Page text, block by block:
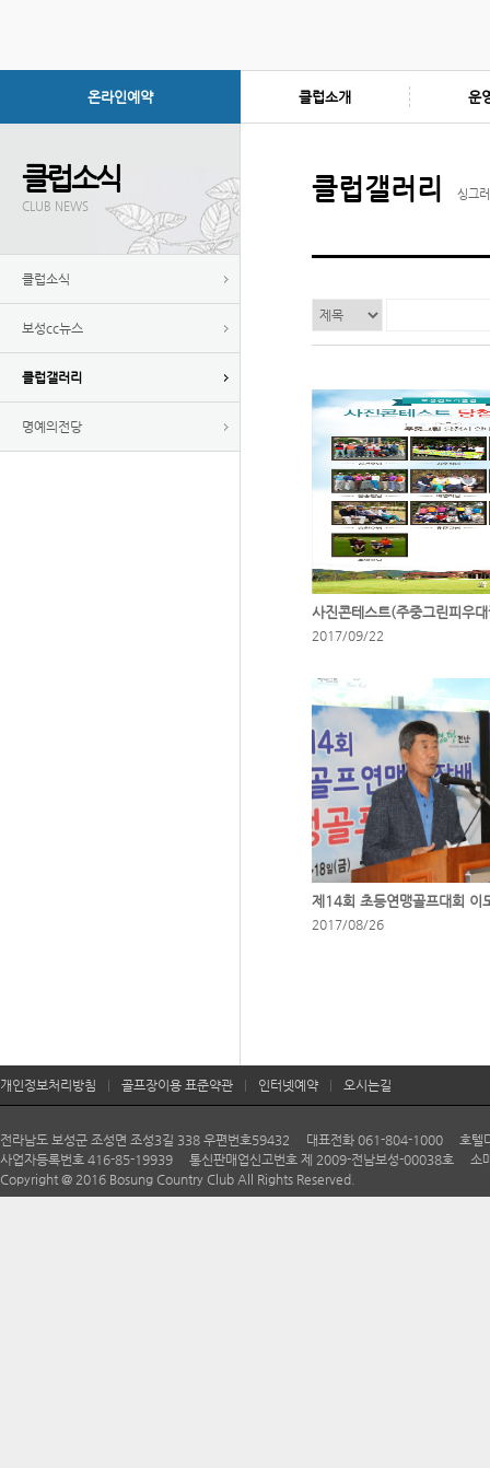
온라인예약 클럽소개 운
클럽소식
CLUB NEWS
클럽소식
보성cc뉴스
클럽갤러리
명예의전당
클럽갤러리 싱그
2017/09/22
제14회 초등연맹골프대회 이
2017/08/26
개인정보처리방침 골프장이용 표준약관 인터넷예약 오시는길
전라남도 보성군 조성면 조성3길 338 우편번호59432 대표전화 061-804-1000
사업자등록번호 416-85-19939 통신판매업신고번호 제 2009-전남보성-00038호 소
Copyright @ 2016 Bosung Country Club All Rights Reserved.